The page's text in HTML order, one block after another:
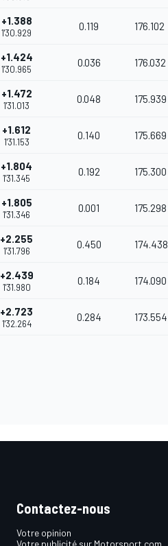
+1.388
1'30.929
0.119 176.102
+1.424
1'30.965
0.036 176.032
+1.472
1'31.013
0.048 175.939
+1.612
1'31.153
0.140 175.669
+1.804
1'31.345
0.192 175.300
+1.805
1'31.346
0.001 175.298
+2.255
1'31.796
0.450 174.438
+2.439
1'31.980
0.184 174.090
+2.723
1'32.264
0.284 173.554
Contactez-nous
Votre opinion
Votre publicité sur Motorsport.com